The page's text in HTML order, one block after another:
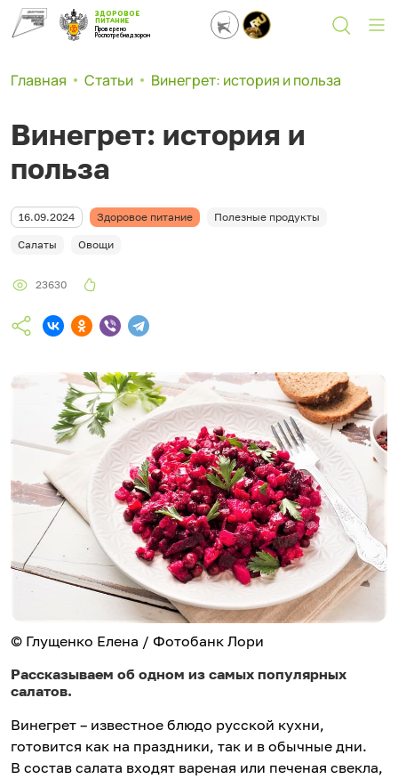
ЗДОРОВОЕ
ПИТАНИЕ
Проверено
Роспотребнадзором
Главная Статьи Винегрет: история и польза
Винегрет: история и
польза
16.09.2024 Здоровое питание Полезные продукты
Салаты Овощи
23630
© Глущенко Елена / Фотобанк Лори
Рассказываем об одном из самых популярных
салатов.
Винегрет – известное блюдо русской кухни,
готовится как на праздники, так и в обычные дни.
В состав салата входят вареная или печеная свекла,